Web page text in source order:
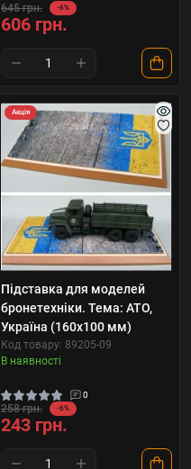
645 грн. -6%
606 грн.
Акція
Підставка для моделей
бронетехніки. Тема: АТО,
Україна (160x100 мм)
Код товару: 89205-09
В наявності
0
258 грн. -6%
243 грн.